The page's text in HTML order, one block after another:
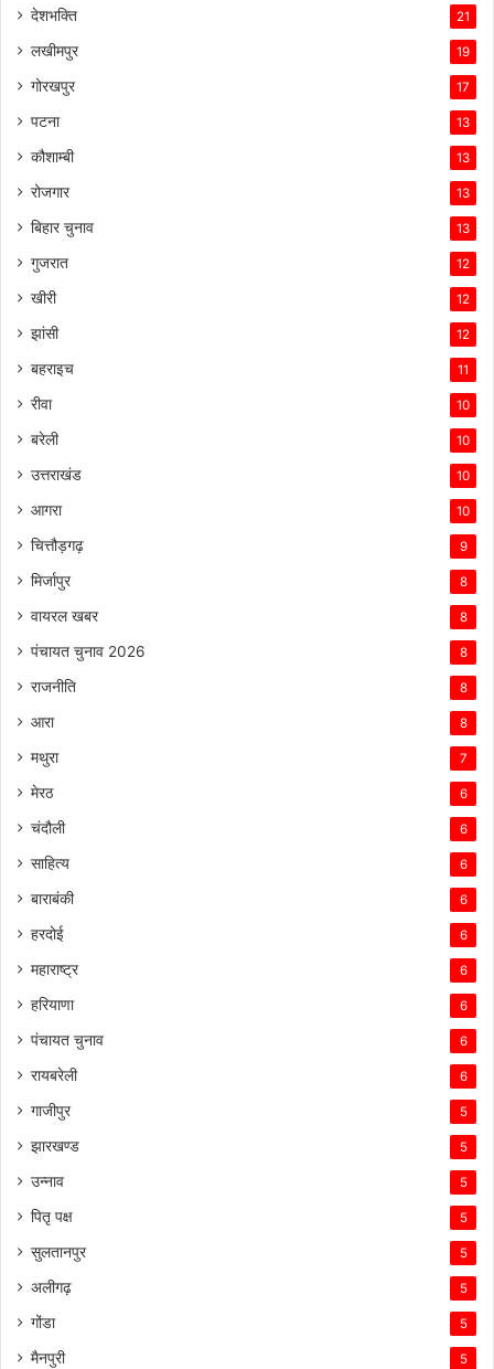
देशभक्ति 21
लखीमपुर 19
गोरखपुर 17
पटना 13
कौशाम्बी 13
रोजगार 13
बिहार चुनाव 13
गुजरात 12
खीरी 12
झांसी 12
बहराइच 11
रीवा 10
बरेली 10
उत्तराखंड 10
आगरा 10
चित्तौड़गढ़ 9
मिर्जापुर 8
वायरल खबर 8
पंचायत चुनाव 2026 8
राजनीति 8
आरा 8
मथुरा 7
मेरठ 6
चंदौली 6
साहित्य 6
बाराबंकी 6
हरदोई 6
महाराष्ट्र 6
हरियाणा 6
पंचायत चुनाव 6
रायबरेली 6
गाजीपुर 5
झारखण्ड 5
उन्नाव 5
पितृ पक्ष 5
सुलतानपुर 5
अलीगढ़ 5
गोंडा 5
मैनपुरी 5